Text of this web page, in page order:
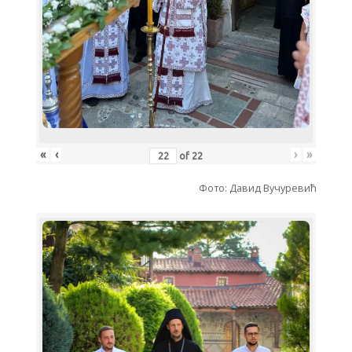
« ‹ of 22 › »
Фото: Давид Вучуревић